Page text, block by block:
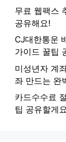
무료 웹팩스
공유해요!
CJ대한통운
가이드 꿀팁
미성년자 계
좌 만드는 완
카드수수료
팁 공유할게